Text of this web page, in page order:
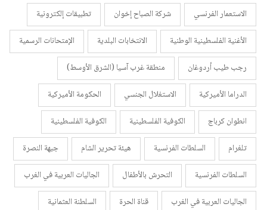
الاستعمار الفرنسي شركة الصباح إخوان
تطبيقات إلكترونية
الأغنية الفلسطينية الوطنية
الانتخابات البلدية
الإمتحانات الرسمية
رجب طيب أردوغان
منطقة غرب آسيا (الشرق الأوسط)
الدراما الأميركية
الاستغلال الجنسي
الحكومة الأميركية
انطوان كرباج
الكوفية الفلسطينية
الكوفية الفلسطينية
تلغرام
السلطات الفرنسية هيئة تحرير الشام
جبهة النصرة
السلطات الفرنسية
التحرش بالأطفال
الجاليات العربية في الغرب
الجاليات العربية في الغرب
قناة الحرة
السلطنة العثمانية